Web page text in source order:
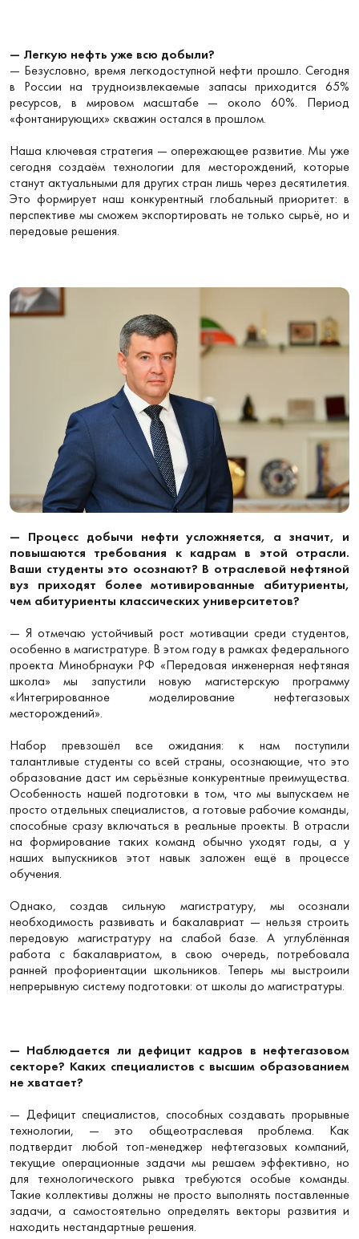
— Легкую нефть уже всю добыли?
— Безусловно, время легкодоступной нефти прошло. Сегодня
в России на трудноизвлекаемые запасы приходится 65%
ресурсов, в мировом масштабе — около 60%. Период
«фонтанирующих» скважин остался в прошлом.
Наша ключевая стратегия — опережающее развитие. Мы уже
сегодня создаём технологии для месторождений, которые
станут актуальными для других стран лишь через десятилетия.
Это формирует наш конкурентный глобальный приоритет: в
перспективе мы сможем экспортировать не только сырьё, но и
передовые решения.
— Процесс добычи нефти усложняется, а значит, и
повышаются требования к кадрам в этой отрасли.
Ваши студенты это осознают? В отраслевой нефтяной
вуз приходят более мотивированные абитуриенты,
чем абитуриенты классических университетов?
— Я отмечаю устойчивый рост мотивации среди студентов,
особенно в магистратуре. В этом году в рамках федерального
проекта Минобрнауки РФ «Передовая инженерная нефтяная
школа» мы запустили новую магистерскую программу
«Интегрированное моделирование нефтегазовых
месторождений».
Набор превзошёл все ожидания: к нам поступили
талантливые студенты со всей страны, осознающие, что это
образование даст им серьёзные конкурентные преимущества.
Особенность нашей подготовки в том, что мы выпускаем не
просто отдельных специалистов, а готовые рабочие команды,
способные сразу включаться в реальные проекты. В отрасли
на формирование таких команд обычно уходят годы, а у
наших выпускников этот навык заложен ещё в процессе
обучения.
Однако, создав сильную магистратуру, мы осознали
необходимость развивать и бакалавриат — нельзя строить
передовую магистратуру на слабой базе. А углублённая
работа с бакалавриатом, в свою очередь, потребовала
ранней профориентации школьников. Теперь мы выстроили
непрерывную систему подготовки: от школы до магистратуры.
— Наблюдается ли дефицит кадров в нефтегазовом
секторе? Каких специалистов с высшим образованием
не хватает?
— Дефицит специалистов, способных создавать прорывные
технологии, — это общеотраслевая проблема. Как
подтвердит любой топ-менеджер нефтегазовых компаний,
текущие операционные задачи мы решаем эффективно, но
для технологического рывка требуются особые команды.
Такие коллективы должны не просто выполнять поставленные
задачи, а самостоятельно определять векторы развития и
находить нестандартные решения.